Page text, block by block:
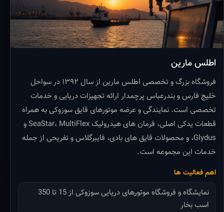
اطلس مارین
فروشگاه بزرگ و تخصصی اطلس مارین از سال ۱۳۹۲ در سواحل
خلیج فارس و بندرعباس پرچمدار ارائه تجهیزات دریایی و خدمات
تخصصی است. نمایندگی و عرضه موتورهای قایق سوزوکی به همراه
قطعات یدکی اصلی، فرمان های هیدرولیک SeaStar، MultiFlex و
Glydus، و محصولات قایق های بادی، فایبرگلاس و تفریحی از جمله
خدمات این مجموعه است.
اهم فعالیت ها
نمایشگاه و فروشگاه موتورهای دریایی سوزوکی از 15 تا 350
اسب بخار